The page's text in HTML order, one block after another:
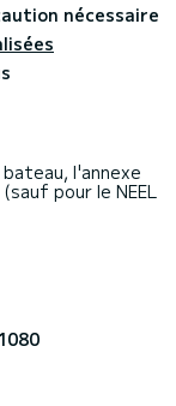
nécessaire
l'annexe
pour le NEEL